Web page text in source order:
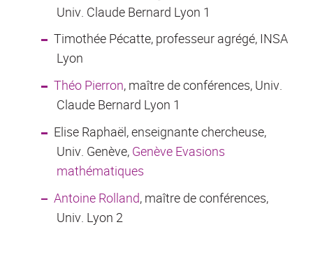
Univ. Claude Bernard Lyon 1
Timothée Pécatte, professeur agrégé, INSA
Lyon
Théo Pierron, maître de conférences, Univ.
Claude Bernard Lyon 1
Elise Raphaël, enseignante chercheuse,
Univ. Genève, Genève Evasions
mathématiques
Antoine Rolland, maître de conférences,
Univ. Lyon 2